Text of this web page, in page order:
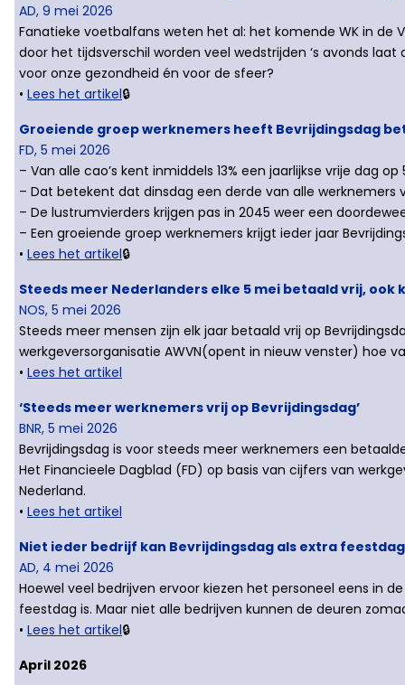
AD, 9 mei 2026
Fanatieke voetbalfans weten het al: het komende WK in de
door het tijdsverschil worden veel wedstrijden ‘s avonds
voor onze gezondheid én voor de sfeer?
• Lees het artikel🔒
Groeiende groep werknemers heeft Bevrijdingsdag
FD, 5 mei 2026
– Van alle cao’s kent inmiddels 13% een jaarlijkse vrije dag
– Dat betekent dat dinsdag een derde van alle werknemers
– De lustrumvierders krijgen pas in 2045 weer een
– Een groeiende groep werknemers krijgt ieder jaar
• Lees het artikel🔒
Steeds meer Nederlanders elke 5 mei betaald vrij,
NOS, 5 mei 2026
Steeds meer mensen zijn elk jaar betaald vrij op
werkgeversorganisatie AWVN(opent in nieuw venster) hoe
• Lees het artikel
‘Steeds meer werknemers vrij op Bevrijdingsdag’
BNR, 5 mei 2026
Bevrijdingsdag is voor steeds meer werknemers een
Het Financieele Dagblad (FD) op basis van cijfers van
Nederland.
• Lees het artikel
Niet ieder bedrijf kan Bevrijdingsdag als extra
AD, 4 mei 2026
Hoewel veel bedrijven ervoor kiezen het personeel eens in
feestdag is. Maar niet alle bedrijven kunnen de deuren
• Lees het artikel🔒
April 2026